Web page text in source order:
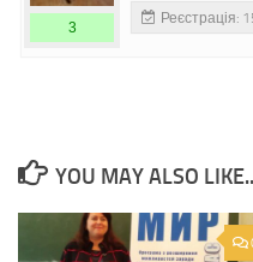
3
Реєстрація:
YOU MAY ALSO